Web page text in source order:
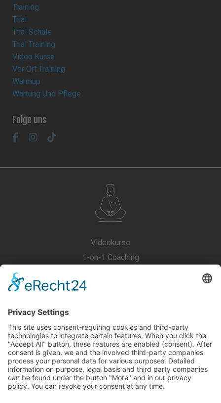
Training
Trial
Trial Schule
Trial Training
Video Kurse
Vor Ort Training
Warmup
Wartung Und Pflege
Folge uns
Videokurse
1-on-1 Coaching
Impressum
Datenschutzerklärung
Cookie-Einstellungen
Kontakt